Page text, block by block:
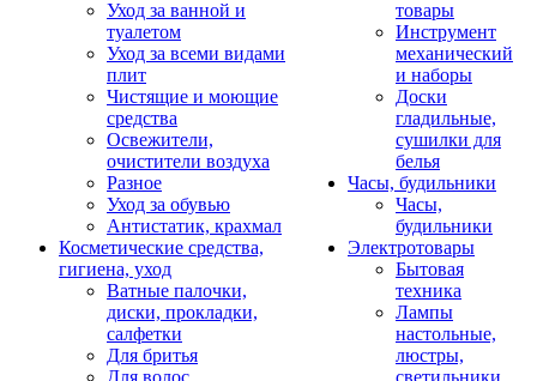
Уход за ванной и
туалетом
Уход за всеми видами
плит
Чистящие и моющие
средства
Освежители,
очистители воздуха
Разное
Уход за обувью
Антистатик, крахмал
Косметические средства,
гигиена, уход
Ватные палочки,
диски, прокладки,
салфетки
Для бритья
Для волос
товары
Инструмент
механический
и наборы
Доски
гладильные,
сушилки для
белья
Часы, будильники
Часы,
будильники
Электротовары
Бытовая
техника
Лампы
настольные,
люстры,
светильники